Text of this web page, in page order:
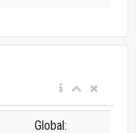
Global: